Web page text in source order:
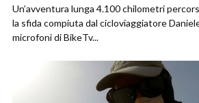
Un’avventura lunga 4.100 chilometri
la sfida compiuta dal cicloviaggiatore
microfoni di BikeTv...